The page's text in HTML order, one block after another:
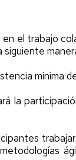
el trabajo
mínima
la